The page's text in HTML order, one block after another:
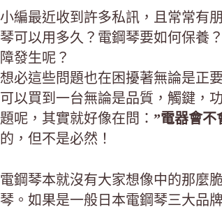
小編最近收到許多私訊，且常常有
琴可以用多久？電鋼琴要如何保養
障發生呢？
想必這些問題也在困擾著無論是正
可以買到一台無論是品質，觸鍵，
題呢，其實就好像在問： ”電器會不
的，但不是必然！
電鋼琴本就沒有大家想像中的那麼
琴。如果是一般日本電鋼琴三大品